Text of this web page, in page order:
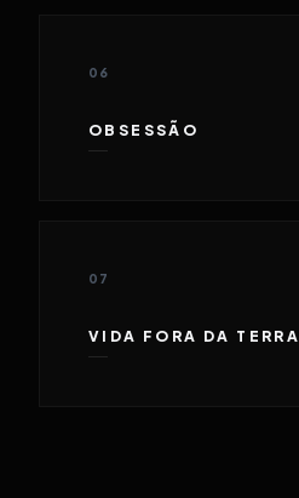
06
OBSESSÃO
07
VIDA FORA DA TERRA